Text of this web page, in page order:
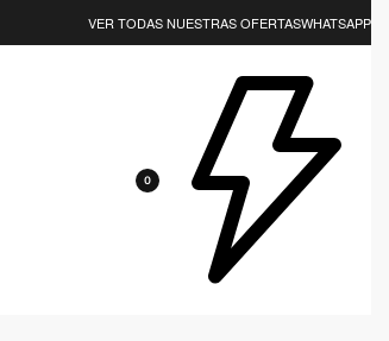
LOS TENEMOS 😎
VER TODAS NUESTRAS OFERTASWHATSAPP
0